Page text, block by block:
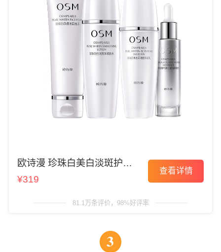
欧诗漫 珍珠白美白淡斑护肤
套装
¥319
查看详情
81.1万条评价，98%好评率
3